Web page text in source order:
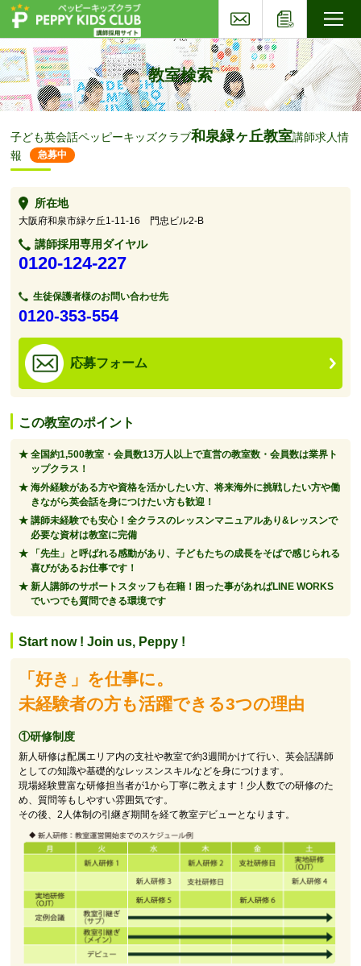
教室検索
子ども英会話ペッピーキッズクラブ和泉緑ヶ丘教室講師求人情
報
急募中
所在地
大阪府和泉市緑ケ丘1-11-16 門忠ビル2-B
講師採用専用ダイヤル
0120-124-227
生徒保護者様のお問い合わせ先
0120-353-554
応募フォーム
この教室のポイント
全国約1,500教室・会員数13万人以上で直営の教室数・会員数は業界ト
ップクラス！
海外経験がある方や資格を活かしたい方、将来海外に挑戦したい方や働
きながら英会話を身につけたい方も歓迎！
講師未経験でも安心！全クラスのレッスンマニュアルあり&レッスンで
必要な資材は教室に完備
「先生」と呼ばれる感動があり、子どもたちの成長をそばで感じられる
喜びがあるお仕事です！
新人講師のサポートスタッフも在籍！困った事があればLINE WORKS
でいつでも質問できる環境です
Start now ! Join us, Peppy !
「好き」を仕事に。
未経験者の方も活躍できる3つの理由
①研修制度
新人研修は配属エリア内の支社や教室で約3週間かけて行い、英会話講師
としての知識や基礎的なレッスンスキルなどを身につけます。
現場経験豊富な研修担当者が1から丁寧に教えます！少人数での研修のた
め、質問等もしやすい雰囲気です。
その後、2人体制の引継ぎ期間を経て教室デビューとなります。